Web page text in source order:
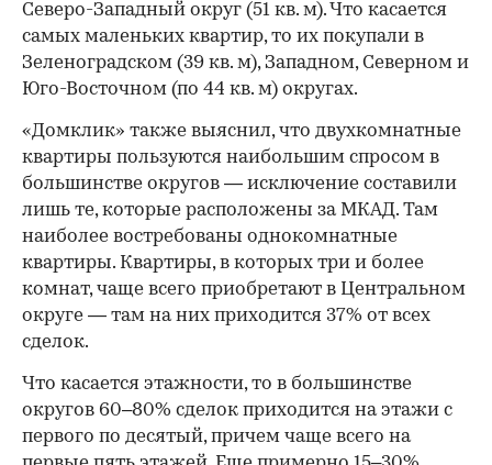
Северо-Западный округ (51 кв. м). Что касается
самых маленьких квартир, то их покупали в
Зеленоградском (39 кв. м), Западном, Северном и
Юго-Восточном (по 44 кв. м) округах.
«Домклик» также выяснил, что двухкомнатные
квартиры пользуются наибольшим спросом в
большинстве округов — исключение составили
лишь те, которые расположены за МКАД. Там
наиболее востребованы однокомнатные
квартиры. Квартиры, в которых три и более
комнат, чаще всего приобретают в Центральном
округе — там на них приходится 37% от всех
сделок.
Что касается этажности, то в большинстве
округов 60–80% сделок приходится на этажи с
первого по десятый, причем чаще всего на